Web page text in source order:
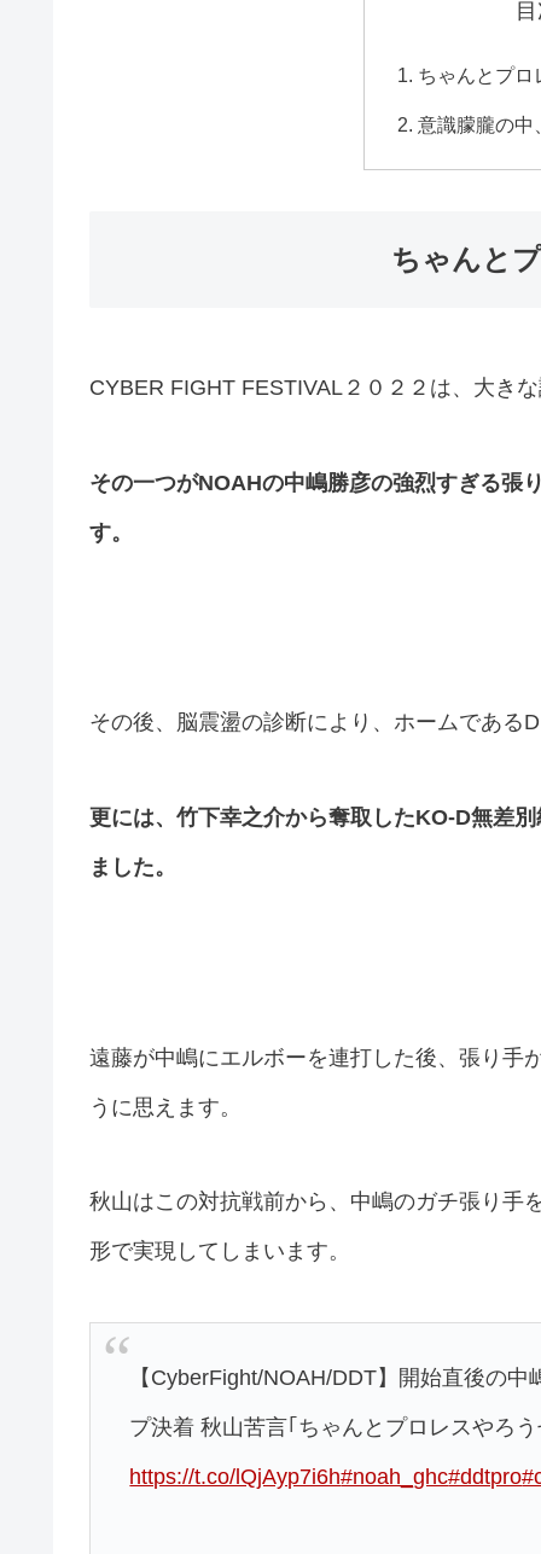
ちゃんとプロ
意識朦朧の中
ちゃんと
CYBER FIGHT FESTIVAL２０２２は、大き
その一つがNOAHの中嶋勝彦の強烈すぎる張
す。
その後、脳震盪の診断により、ホームである
更には、竹下幸之介から奪取したKO-D無差
ました。
遠藤が中嶋にエルボーを連打した後、張り手
うに思えます。
秋山はこの対抗戦前から、中嶋のガチ張り手
形で実現してしまいます。
【CyberFight/NOAH/DDT】開始直後の
プ決着 秋山苦言｢ちゃんとプロレスやろ
https://t.co/lQjAyp7i6h#noah_ghc#ddtpro